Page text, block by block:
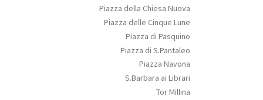
Piazza della Chiesa Nuova
Piazza delle Cinque Lune
Piazza di Pasquino
Piazza di S.Pantaleo
Piazza Navona
S.Barbara ai Librari
Tor Millina